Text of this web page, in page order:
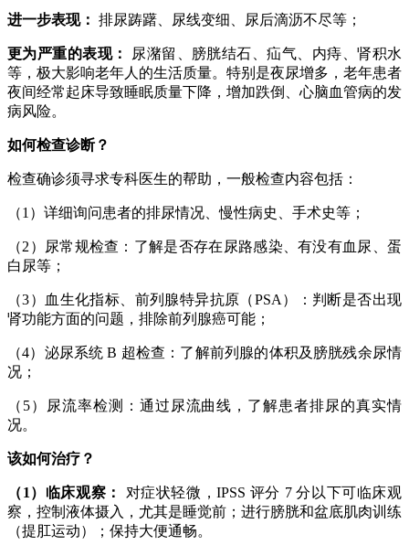
进一步表现： 排尿踌躇、尿线变细、尿后滴沥不尽等；
更为严重的表现：
尿潴留、膀胱结石、疝气、内痔、肾积水
等，极大影响老年人的生活质量。特别是夜尿增多，老年患者
夜间经常起床导致睡眠质量下降，增加跌倒、心脑血管病的发
病风险。
如何检查诊断？
检查确诊须寻求专科医生的帮助，一般检查内容包括：
（1）详细询问患者的排尿情况、慢性病史、手术史等；
（2）尿常规检查：了解是否存在尿路感染、有没有血尿、蛋
白尿等；
（3）血生化指标、前列腺特异抗原（PSA）：判断是否出现
肾功能方面的问题，排除前列腺癌可能；
（4）泌尿系统 B 超检查：了解前列腺的体积及膀胱残余尿情
况；
（5）尿流率检测：通过尿流曲线，了解患者排尿的真实情
况。
该如何治疗？
（1）临床观察：
对症状轻微，IPSS 评分 7 分以下可临床观
察，控制液体摄入，尤其是睡觉前；进行膀胱和盆底肌肉训练
（提肛运动）；保持大便通畅。